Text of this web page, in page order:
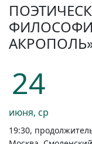
24
июня, ср
19:30,